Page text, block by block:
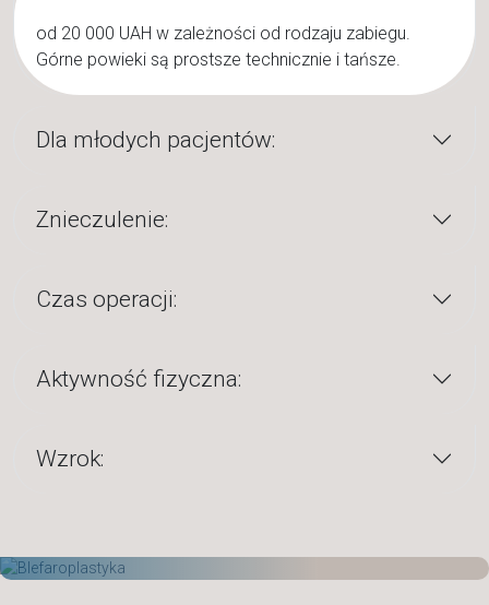
od 20 000 UAH w zależności od rodzaju zabiegu.
Górne powieki są prostsze technicznie i tańsze.
Dla młodych pacjentów:
Znieczulenie:
Czas operacji:
Aktywność fizyczna:
Wzrok: